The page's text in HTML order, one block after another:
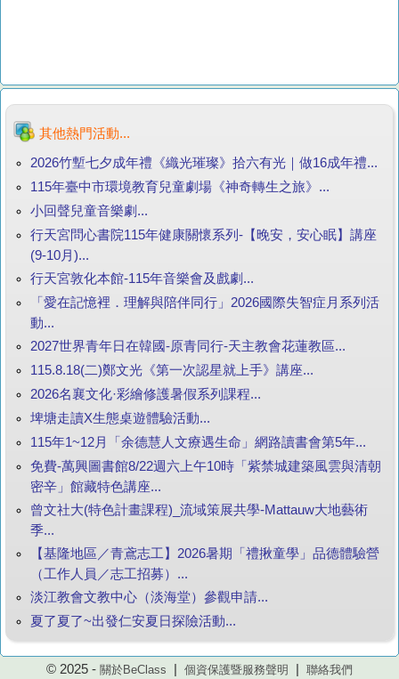
其他熱門活動...
2026竹塹七夕成年禮《織光璀璨》拾六有光｜做16成年禮...
115年臺中市環境教育兒童劇場《神奇轉生之旅》...
小回聲兒童音樂劇...
行天宮問心書院115年健康關懷系列-【晚安，安心眠】講座
(9-10月)...
行天宮敦化本館-115年音樂會及戲劇...
「愛在記憶裡．理解與陪伴同行」2026國際失智症月系列活
動...
2027世界青年日在韓國-原青同行-天主教會花蓮教區...
115.8.18(二)鄭文光《第一次認星就上手》講座...
2026名襄文化·彩繪修護暑假系列課程...
埤塘走讀X生態桌遊體驗活動...
115年1~12月「余德慧人文療遇生命」網路讀書會第5年...
免費-萬興圖書館8/22週六上午10時「紫禁城建築風雲與清朝
密辛」館藏特色講座...
曾文社大(特色計畫課程)_流域策展共學-Mattauw大地藝術
季...
【基隆地區／青鳶志工】2026暑期「禮揪童學」品德體驗營
（工作人員／志工招募）...
淡江教會文教中心（淡海堂）參觀申請...
夏了夏了~出發仁安夏日探險活動...
© 2025 - 關於BeClass 個資保護暨服務聲明 聯絡我們